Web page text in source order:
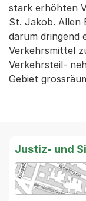
stark erhöhten
St. Jakob. Allen
darum dringend
Verkehrsmittel
Verkehrsteil-
Gebiet
Justiz- und